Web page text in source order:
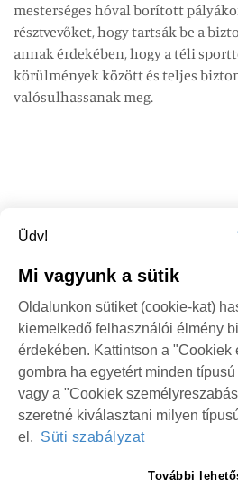
mesterséges hóval borított
résztvevőket, hogy tartsák be a
annak érdekében, hogy a téli
körülmények között és teljes
valósulhassanak meg.
SZEMÉLYES ADATOK
SZATMÁR MEGYE
Üdv!
Mi vagyunk a sütik
Oldalunkon sütiket (cookie-kat)
kiemelkedő felhasználói élmény
érdekében. Kattintson a "Cookiek
gombra ha egyetért minden
vagy a "Cookiek
szeretné kiválasztani milyen
el. Süti szabályzat
További